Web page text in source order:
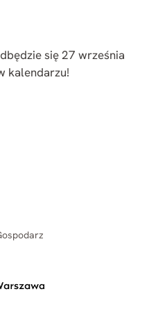
się 27 września
kalendarzu!